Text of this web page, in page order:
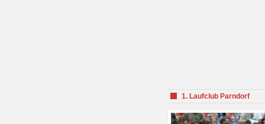
1. Laufclub Parndorf